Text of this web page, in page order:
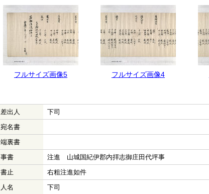
フルサイズ画像5 フルサイズ画像4
差出人
下司
宛名書
端裏書
事書
注進 山城国紀伊郡内拝志御庄田代坪事
書止
右粗注進如件
人名
下司